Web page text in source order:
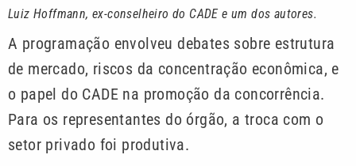
Luiz Hoffmann, ex-conselheiro do CADE e um dos autores.
A programação envolveu debates sobre estrutura
de mercado, riscos da concentração econômica, e
o papel do CADE na promoção da concorrência.
Para os representantes do órgão, a troca com o
setor privado foi produtiva.